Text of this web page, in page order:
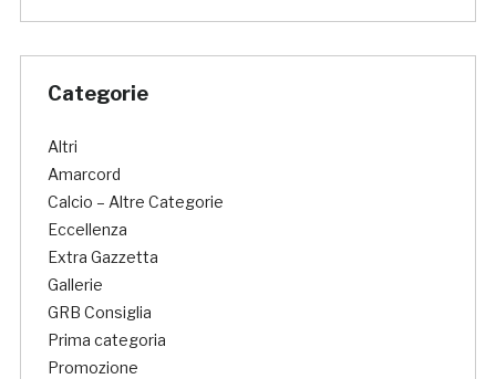
Categorie
Altri
Amarcord
Calcio – Altre Categorie
Eccellenza
Extra Gazzetta
Gallerie
GRB Consiglia
Prima categoria
Promozione